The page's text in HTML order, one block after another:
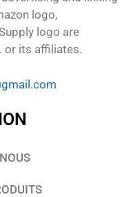
logo,
logo are
or its affiliates.